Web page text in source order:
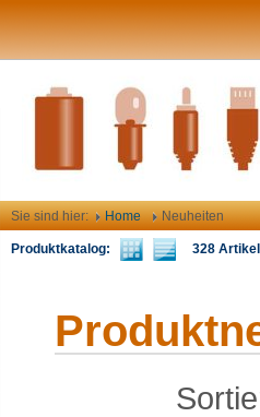
Sie sind hier: Home Neuheiten
Produktkatalog: 328 Artikel